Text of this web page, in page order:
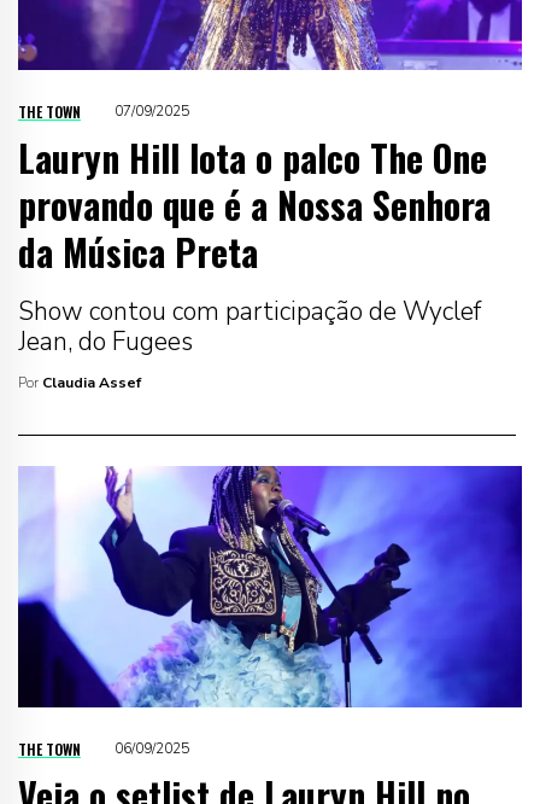
THE TOWN 07/09/2025
Lauryn Hill lota o palco The One
provando que é a Nossa Senhora
da Música Preta
Show contou com participação de Wyclef
Jean, do Fugees
Por Claudia Assef
THE TOWN 06/09/2025